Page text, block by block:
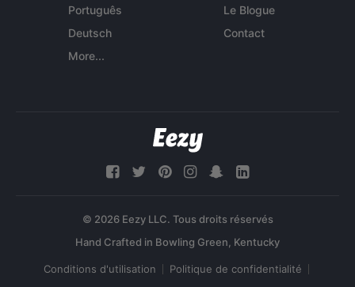
Português
Deutsch
More...
Le Blogue
Contact
© 2026 Eezy LLC. Tous droits réservés
Conditions d'utilisation Politique de confidentialité